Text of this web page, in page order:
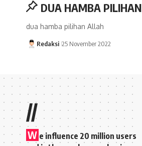
DUA HAMBA PILIHAN
dua hamba pilihan Allah
Redaksi 25 November 2022
//
W e influence 20 million users